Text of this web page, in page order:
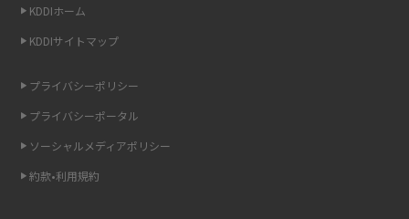
ストリーミング再生とは？ダウンロードとの違いやメリット・デメリット
引っ越し費用の相場は？ひとり暮らしや家族の場合の目安や費用を抑える
KDDIホーム
KDDIサイトマップ
プライバシーポリシー
プライバシーポータル
ソーシャルメディアポリシー
約款•利用規約